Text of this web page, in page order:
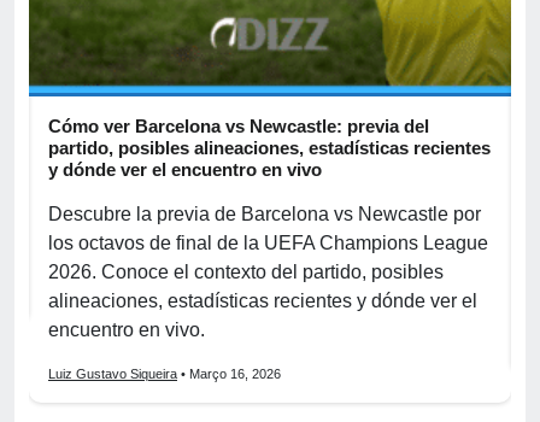
Cómo ver Barcelona vs Newcastle: previa del
partido, posibles alineaciones, estadísticas recientes
y dónde ver el encuentro en vivo
Descubre la previa de Barcelona vs Newcastle por
los octavos de final de la UEFA Champions League
2026. Conoce el contexto del partido, posibles
alineaciones, estadísticas recientes y dónde ver el
encuentro en vivo.
Luiz Gustavo Siqueira • Março 16, 2026